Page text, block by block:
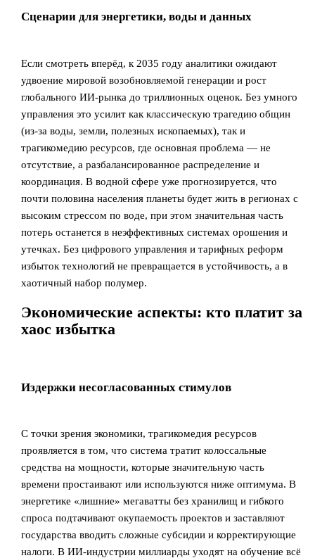
Сценарии для энергетики, воды и данных
Если смотреть вперёд, к 2035 году аналитики ожидают
удвоение мировой возобновляемой генерации и рост
глобального ИИ‑рынка до триллионных оценок. Без умного
управления это усилит как классическую трагедию общин
(из‑за воды, земли, полезных ископаемых), так и
трагикомедию ресурсов, где основная проблема — не
отсутствие, а разбалансированное распределение и
координация. В водной сфере уже прогнозируется, что
почти половина населения планеты будет жить в регионах с
высоким стрессом по воде, при этом значительная часть
потерь останется в неэффективных системах орошения и
утечках. Без цифрового управления и тарифных реформ
избыток технологий не превращается в устойчивость, а в
хаотичный набор полумер.
Экономические аспекты: кто платит за
хаос избытка
Издержки несогласованных стимулов
С точки зрения экономики, трагикомедия ресурсов
проявляется в том, что система тратит колоссальные
средства на мощности, которые значительную часть
времени простаивают или используются ниже оптимума. В
энергетике «лишние» мегаватты без хранилищ и гибкого
спроса подтачивают окупаемость проектов и заставляют
государства вводить сложные субсидии и корректирующие
налоги. В ИИ‑индустрии миллиарды уходят на обучение всё